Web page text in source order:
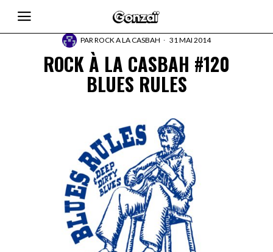
PARROCK A LA CASBAH 31 MAI 2014
ROCK À LA CASBAH #120
BLUES RULES